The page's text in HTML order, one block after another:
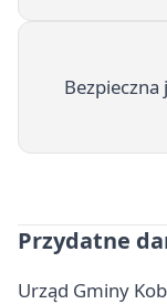
Przydatne
Urząd Gminy